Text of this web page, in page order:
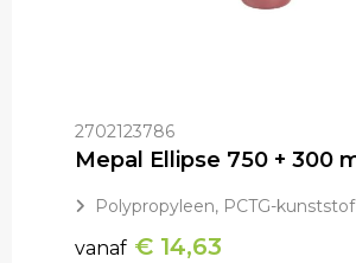
2702123786
Polypropyleen, PCTG-kunststof
vanaf € 14,63